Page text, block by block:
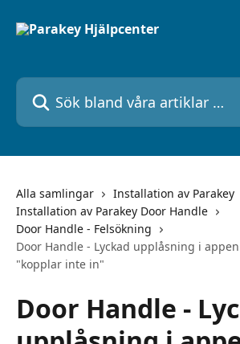
Sök bland våra artiklar …
Alla samlingar
Installation av Parakey
Installation av Parakey Door Handle
Door Handle - Felsökning
Door Handle - Lyckad upplåsning i
"kopplar inte in"
Door Handle -